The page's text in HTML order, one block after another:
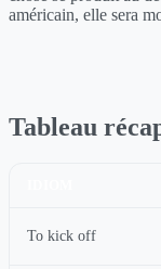
américain, elle sera
Tableau
To kick off